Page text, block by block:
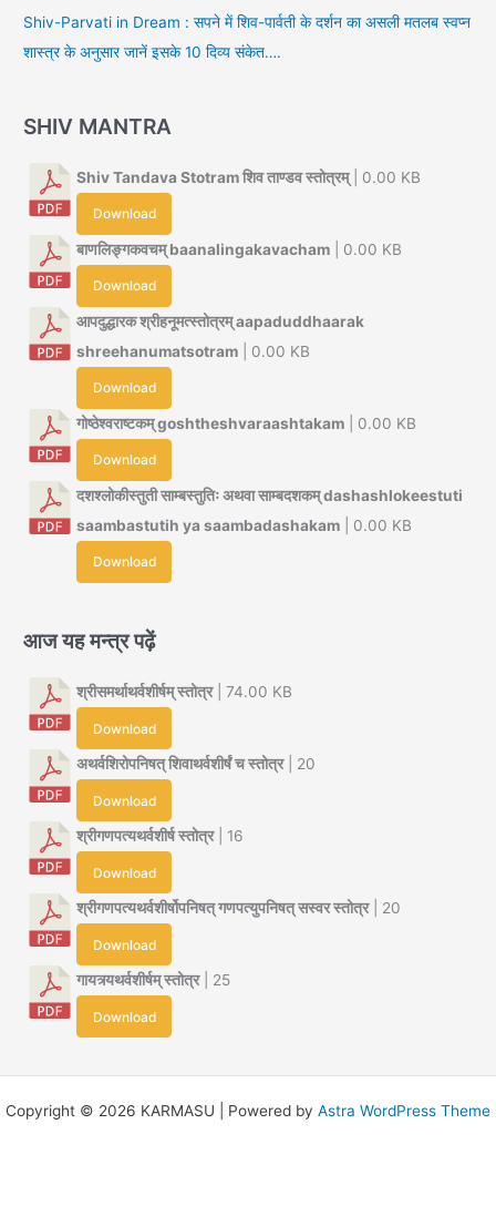
Shiv-Parvati in Dream : सपने में शिव-पार्वती के दर्शन का असली मतलब स्वप्न
शास्त्र के अनुसार जानें इसके 10 दिव्य संकेत….
SHIV MANTRA
Shiv Tandava Stotram शिव ताण्डव स्तोत्रम्| 0.00 KB
Download
बाणलिङ्गकवचम् baanalingakavacham | 0.00 KB
Download
आपदुद्धारक श्रीहनूमत्स्तोत्रम् aapaduddhaarak
shreehanumatsotram | 0.00 KB
Download
गोष्ठेश्वराष्टकम् goshtheshvaraashtakam | 0.00 KB
Download
दशश्लोकीस्तुती साम्बस्तुतिः अथवा साम्बदशकम् dashashlokeestuti
saambastutih ya saambadashakam | 0.00 KB
Download
आज यह मन्त्र पढ़ें
श्रीसमर्थाथर्वशीर्षम् स्तोत्र| 74.00 KB
Download
अथर्वशिरोपनिषत् शिवाथर्वशीर्षं च स्तोत्र| 20
Download
श्रीगणपत्यथर्वशीर्ष स्तोत्र| 16
Download
श्रीगणपत्यथर्वशीर्षोपनिषत् गणपत्युपनिषत् सस्वर स्तोत्र| 20
Download
गायत्र्यथर्वशीर्षम् स्तोत्र| 25
Download
Copyright © 2026 KARMASU | Powered by Astra WordPress Theme